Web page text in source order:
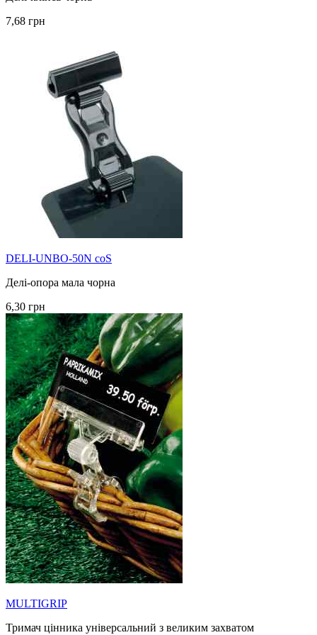
7,68 грн
DELI-UNBO-50N coS
Делі-опора мала чорна
6,30 грн
MULTIGRIP
Тримач цінника універсальний з великим захватом